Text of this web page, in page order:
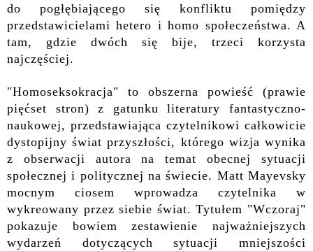
do pogłębiającego się konfliktu pomiędzy
przedstawicielami hetero i homo społeczeństwa. A
tam, gdzie dwóch się bije, trzeci korzysta
najczęściej.
"Homoseksokracja" to obszerna powieść (prawie
pięćset stron) z gatunku literatury fantastyczno-
naukowej, przedstawiająca czytelnikowi całkowicie
dystopijny świat przyszłości, którego wizja wynika
z obserwacji autora na temat obecnej sytuacji
społecznej i politycznej na świecie. Matt Mayevsky
mocnym ciosem wprowadza czytelnika w
wykreowany przez siebie świat. Tytułem "Wczoraj"
pokazuje bowiem zestawienie najważniejszych
wydarzeń dotyczących sytuacji mniejszości